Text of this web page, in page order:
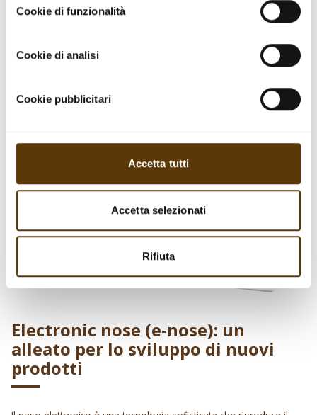
Informativa sui cookie.
Cookie di funzionalità
Cookie di analisi
Cookie pubblicitari
Accetta tutti
Accetta selezionati
Rifiuta
Electronic nose (e-nose): un
alleato per lo sviluppo di nuovi
prodotti